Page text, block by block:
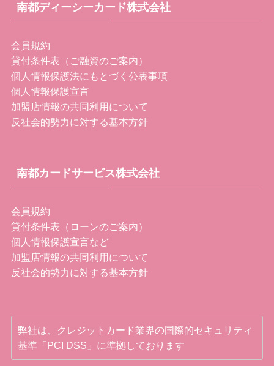
南都ディーシーカード株式会社
会員規約
貸付条件表（ご融資のご案内）
個人情報保護法にもとづく公表事項
個人情報保護宣言
加盟店情報の共同利用について
反社会的勢力に対する基本方針
南都カードサービス株式会社
会員規約
貸付条件表（ローンのご案内）
個人情報保護宣言など
加盟店情報の共同利用について
反社会的勢力に対する基本方針
弊社は、クレジットカード業界の国際的セキュリティ
基準「PCI DSS」に準拠しております